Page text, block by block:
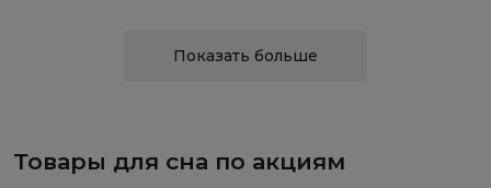
Показать больше
Товары для сна по акциям